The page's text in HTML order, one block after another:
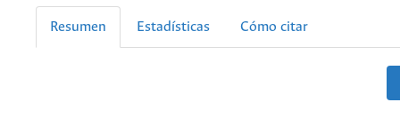
Resumen Estadísticas Cómo citar